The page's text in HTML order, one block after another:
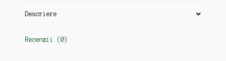
Descriere
Recenzii (0)